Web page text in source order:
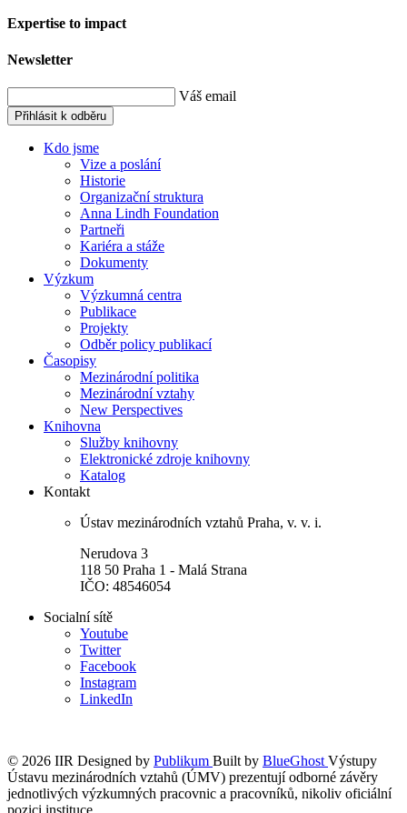
Expertise to impact
Newsletter
Váš email
Přihlásit k odběru
Kdo jsme
Vize a poslání
Historie
Organizační struktura
Anna Lindh Foundation
Partneři
Kariéra a stáže
Dokumenty
Výzkum
Výzkumná centra
Publikace
Projekty
Odběr policy publikací
Časopisy
Mezinárodní politika
Mezinárodní vztahy
New Perspectives
Knihovna
Služby knihovny
Elektronické zdroje knihovny
Katalog
Kontakt
Ústav mezinárodních vztahů Praha, v. v. i.
Nerudova 3
118 50 Praha 1 - Malá Strana
IČO: 48546054
Socialní sítě
Youtube
Twitter
Facebook
Instagram
LinkedIn
© 2026 IIR Designed by Publikum Built by BlueGhost Výstupy
Ústavu mezinárodních vztahů (ÚMV) prezentují odborné závěry
jednotlivých výzkumných pracovnic a pracovníků, nikoliv oficiální
pozici instituce.